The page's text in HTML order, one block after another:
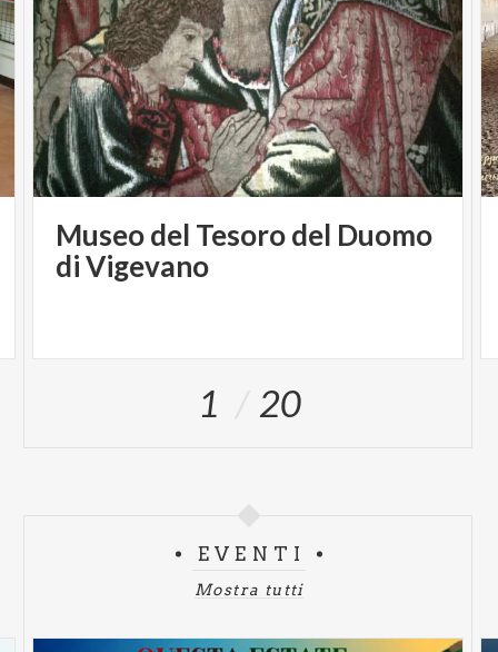
Museo del Tesoro del Duomo
di Vigevano
1 20
EVENTI
Mostra tutti